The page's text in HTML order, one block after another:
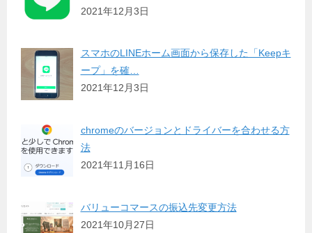
2021年12月3日
スマホのLINEホーム画面から保存した「Keepキ
ープ」を確…
2021年12月3日
chromeのバージョンとドライバーを合わせる方
法
2021年11月16日
バリューコマースの振込先変更方法
2021年10月27日